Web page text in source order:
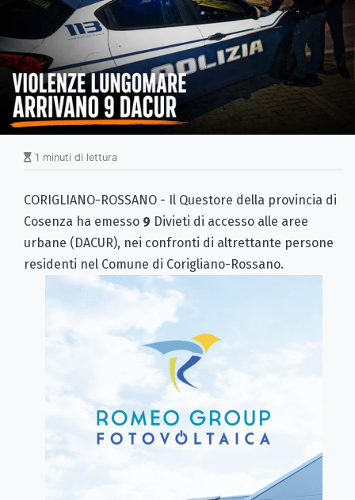
1 minuti di lettura
CORIGLIANO-ROSSANO - Il Questore della provincia di
Cosenza ha emesso 9 Divieti di accesso alle aree
urbane (DACUR), nei confronti di altrettante persone
residenti nel Comune di Corigliano-Rossano.